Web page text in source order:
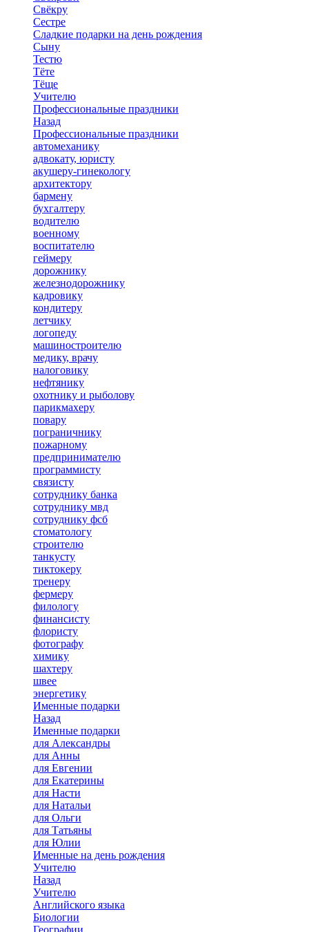
Свёкру
Сестре
Сладкие подарки на день рождения
Сыну
Тестю
Тёте
Тёще
Учителю
Профессиональные праздники
Назад
Профессиональные праздники
автомеханику
адвокату, юристу
акушеру-гинекологу
архитектору
бармену
бухгалтеру
водителю
военному
воспитателю
геймеру
дорожнику
железнодорожнику
кадровику
кондитеру
летчику
логопеду
машиностроителю
медику, врачу
налоговику
нефтянику
охотнику и рыболову
парикмахеру
повару
пограничнику
пожарному
предпринимателю
программисту
связисту
сотруднику банка
сотруднику мвд
сотруднику фсб
стоматологу
строителю
танкусту
тиктокеру
тренеру
фермеру
филологу
финансисту
флористу
фотографу
химику
шахтеру
швее
энергетику
Именные подарки
Назад
Именные подарки
для Александры
для Анны
для Евгении
для Екатерины
для Насти
для Натальи
для Ольги
для Татьяны
для Юлии
Именные на день рождения
Учителю
Назад
Учителю
Английского языка
Биологии
Географии